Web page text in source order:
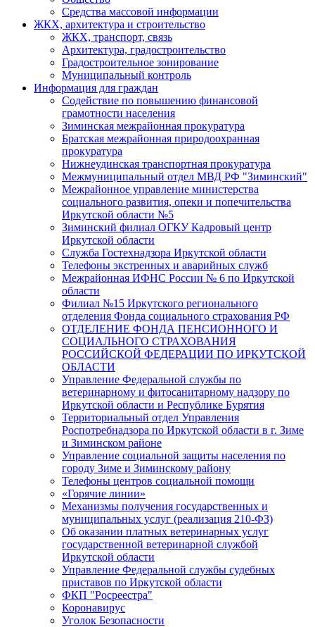
Средства массовой информации
ЖКХ, архитектура и строительство
ЖКХ, транспорт, связь
Архитектура, градостроительство
Градостроительное зонирование
Муниципальный контроль
Информация для граждан
Содействие по повышению финансовой
грамотности населения
Зиминская межрайонная прокуратура
Братская межрайонная природоохранная
прокуратура
Нижнеудинская транспортная прокуратура
Межмуниципальный отдел МВД РФ "Зиминский"
Межрайонное управление министерства
социального развития, опеки и попечительства
Иркутской области №5
Зиминский филиал ОГКУ Кадровый центр
Иркутской области
Служба Гостехнадзора Иркутской области
Телефоны экстренных и аварийных служб
Межрайонная ИФНС России № 6 по Иркутской
области
Филиал №15 Иркутского регионального
отделения Фонда социального страхования РФ
ОТДЕЛЕНИЕ ФОНДА ПЕНСИОННОГО И
СОЦИАЛЬНОГО СТРАХОВАНИЯ
РОССИЙСКОЙ ФЕДЕРАЦИИ ПО ИРКУТСКОЙ
ОБЛАСТИ
Управление Федеральной службы по
ветеринарному и фитосанитарному надзору по
Иркутской области и Республике Бурятия
Территориальный отдел Управления
Роспотребнадзора по Иркутской области в г. Зиме
и Зиминском районе
Управление социальной защиты населения по
городу Зиме и Зиминскому району
Телефоны центров социальной помощи
«Горячие линии»
Механизмы получения государственных и
муниципальных услуг (реализация 210-ФЗ)
Об оказании платных ветеринарных услуг
государственной ветеринарной службой
Иркутской области
Управление Федеральной службы судебных
приставов по Иркутской области
ФКП "Росреестра"
Коронавирус
Уголок Безопасности